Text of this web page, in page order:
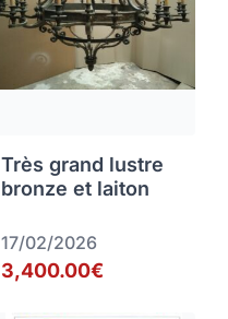
Très grand lustre
bronze et laiton
17/02/2026
3,400.00€